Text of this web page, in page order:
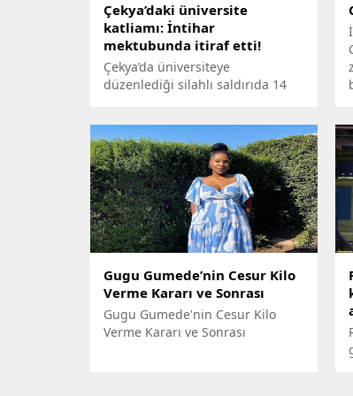
Çekya’daki üniversite
katliamı: İntihar
mektubunda itiraf etti!
Çekya’da üniversiteye
düzenlediği silahlı saldırıda 14
mektubunda bir bebeği ve
babasını da öldürdüğünü itiraf
etti.
Gugu Gumede’nin Cesur Kilo
Verme Kararı ve Sonrası
Gugu Gumede'nin Cesur Kilo
Verme Kararı ve Sonrası